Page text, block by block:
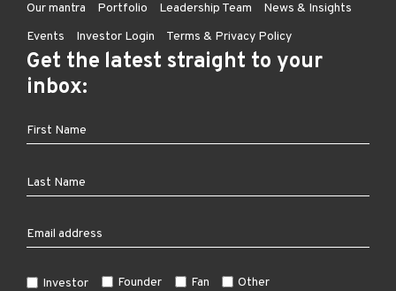
Our mantra Portfolio Leadership Team
News & Insights
Events
Investor Login Terms & Privacy Policy
Get the latest straight to your
inbox:
Investor Founder Fan Other